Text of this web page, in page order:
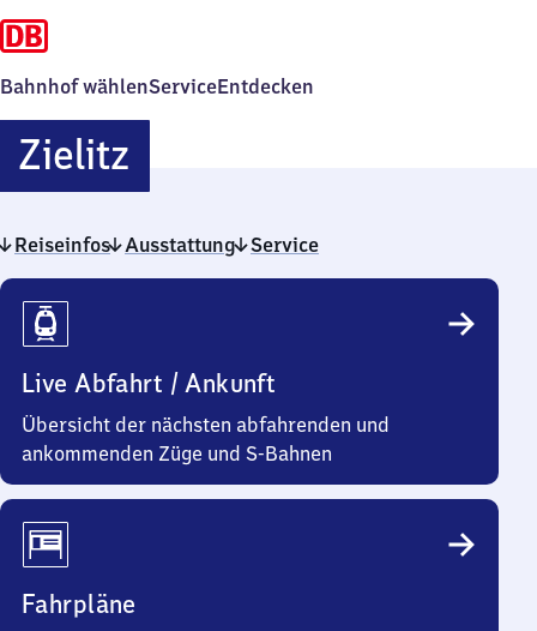
Bahnhof wählenServiceEntdecken
ZielitzZielitz
Reiseinfos Ausstattung Service
Reiseinfos
Live Abfahrt / Ankunft
Übersicht der nächsten abfahrenden und
ankommenden Züge und S-Bahnen
Fahrpläne